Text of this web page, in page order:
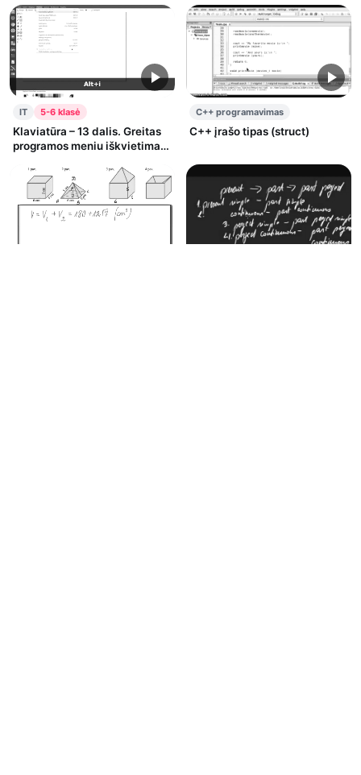
IT 5-6 klasė
Klaviatūra – 13 dalis. Greitas
programos meniu iškvietimas.
C++ programavimas
C++ įrašo tipas (struct)